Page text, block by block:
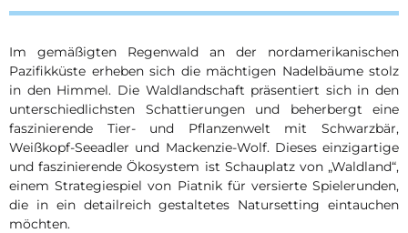
Im gemäßigten Regenwald an der nordamerikanischen
Pazifikküste erheben sich die mächtigen Nadelbäume stolz
in den Himmel. Die Waldlandschaft präsentiert sich in den
unterschiedlichsten Schattierungen und beherbergt eine
faszinierende Tier- und Pflanzenwelt mit Schwarzbär,
Weißkopf-Seeadler und Mackenzie-Wolf. Dieses einzigartige
und faszinierende Ökosystem ist Schauplatz von „Waldland“,
einem Strategiespiel von Piatnik für versierte Spielerunden,
die in ein detailreich gestaltetes Natursetting eintauchen
möchten.